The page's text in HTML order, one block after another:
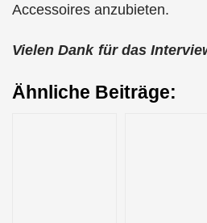
Accessoires anzubieten.
Vielen Dank für das
Ähnliche Beiträge: